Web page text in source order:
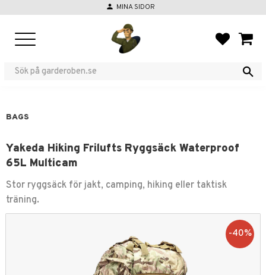
person MINA SIDOR
BAGS
Yakeda Hiking Frilufts Ryggsäck Waterproof
65L Multicam
Stor ryggsäck för jakt, camping, hiking eller taktisk
träning.
40%